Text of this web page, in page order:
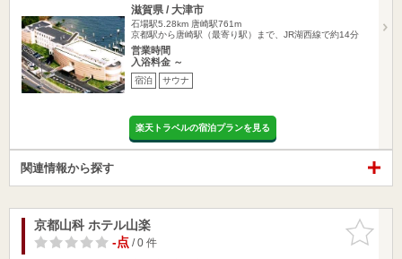
滋賀県 / 大津市
石場駅5.28km 唐崎駅761m
京都駅から唐崎駅（最寄り駅）まで、JR湖西線で約14分
営業時間
入浴料金 ～
宿泊 サウナ
楽天トラベルの宿泊プランを見る
関連情報から探す
お気に入
りに追加
京都山科 ホテル山楽
-点/ 0 件